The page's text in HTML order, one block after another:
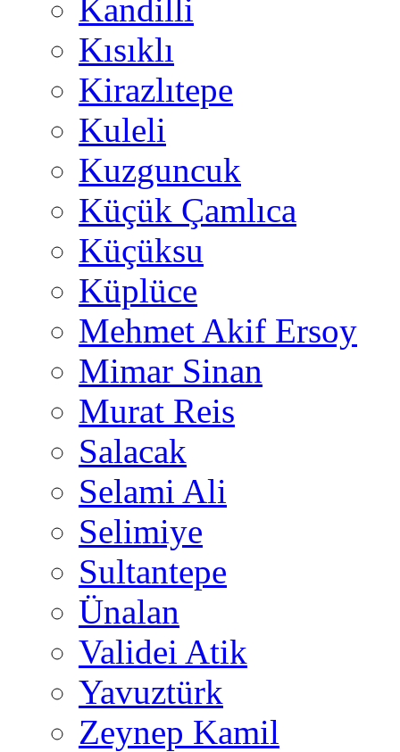
Kandilli
Kısıklı
Kirazlıtepe
Kuleli
Kuzguncuk
Küçük Çamlıca
Küçüksu
Küplüce
Mehmet Akif Ersoy
Mimar Sinan
Murat Reis
Salacak
Selami Ali
Selimiye
Sultantepe
Ünalan
Validei Atik
Yavuztürk
Zeynep Kamil